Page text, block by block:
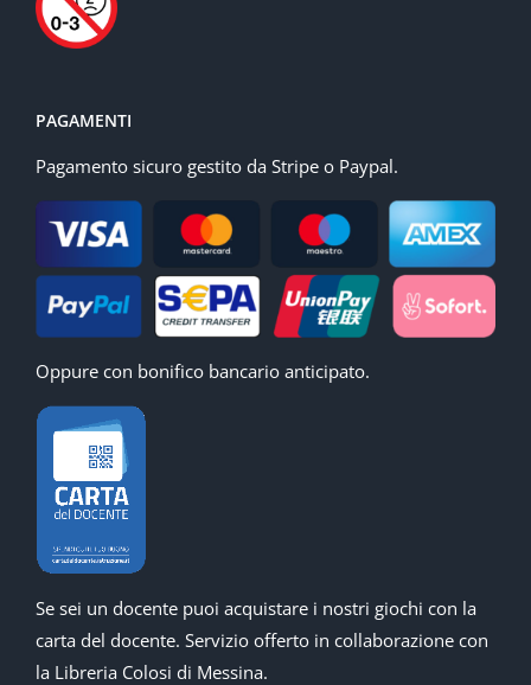
PAGAMENTI
Pagamento sicuro gestito da Stripe o Paypal.
Oppure con bonifico bancario anticipato.
Se sei un docente puoi acquistare i nostri giochi con la
carta del docente. Servizio offerto in collaborazione con
la Libreria Colosi di Messina.